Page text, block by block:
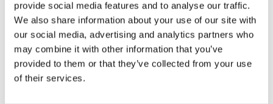
provide social media features and to analyse our traffic.
We also share information about your use of our site with
our social media, advertising and analytics partners who
may combine it with other information that you’ve
provided to them or that they’ve collected from your use
of their services.
Lägg till i varukorg
T-shirt Avant barn grön 92 cm
G0007
T-shirt Avant barn grön 104-110
cm
G0010